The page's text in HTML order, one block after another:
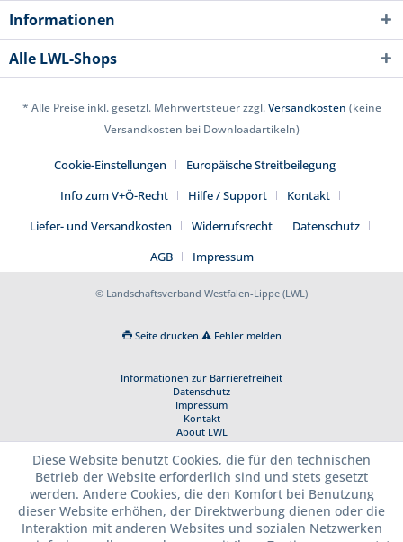
Informationen
Alle LWL-Shops
* Alle Preise inkl. gesetzl. Mehrwertsteuer zzgl.Versandkosten (keine
Versandkosten bei Downloadartikeln)
Cookie-Einstellungen
Europäische Streitbeilegung
Info zum V+Ö-Recht
Hilfe / Support
Kontakt
Liefer- und Versandkosten
Widerrufsrecht
Datenschutz
AGB
Impressum
© Landschaftsverband Westfalen-Lippe (LWL)
Seite drucken Fehler melden
Informationen zur Barrierefreiheit
Datenschutz
Impressum
Kontakt
About LWL
Diese Website benutzt Cookies, die für den technischen
Betrieb der Website erforderlich sind und stets gesetzt
werden. Andere Cookies, die den Komfort bei Benutzung
dieser Website erhöhen, der Direktwerbung dienen oder die
Interaktion mit anderen Websites und sozialen Netzwerken